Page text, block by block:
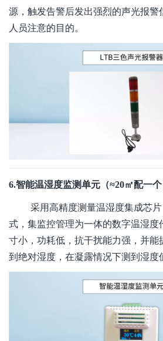
源，触发告警后发出强烈的声光报警
人员注意的目的。
6.智能温湿度监测单元（≈20㎡配一个
采用高精度测量温湿度集成芯
式，集监控管理为一体的数字温湿度
寸小，功耗低，抗干扰能力强，并能
到绝对湿度，在凝露情况下测到湿度